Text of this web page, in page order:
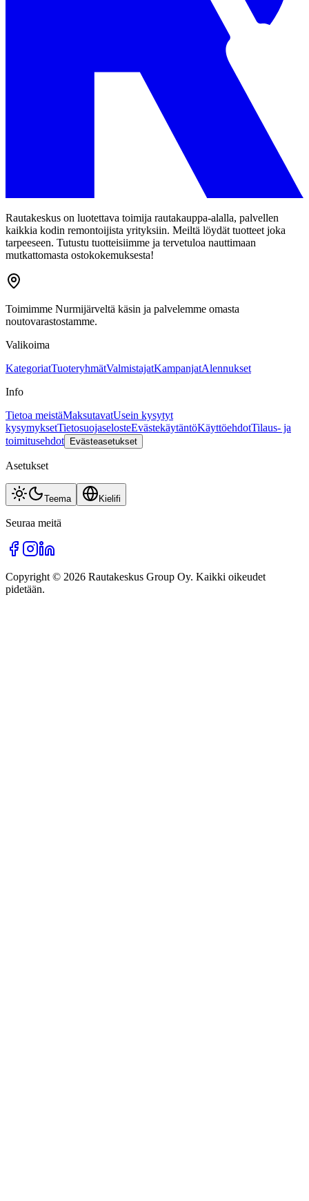
Rautakeskus on luotettava toimija rautakauppa-alalla, palvellen
kaikkia kodin remontoijista yrityksiin. Meiltä löydät tuotteet joka
tarpeeseen. Tutustu tuotteisiimme ja tervetuloa nauttimaan
mutkattomasta ostokokemuksesta!
Toimimme Nurmijärveltä käsin ja palvelemme omasta
noutovarastostamme.
Valikoima
KategoriatTuoteryhmätValmistajatKampanjatAlennukset
Info
Tietoa meistäMaksutavatUsein kysytyt
kysymyksetTietosuojaselosteEvästekäytäntöKäyttöehdotTilaus- ja
toimitusehdot Evästeasetukset
Asetukset
Teema Kielifi
Seuraa meitä
Copyright © 2026 Rautakeskus Group Oy. Kaikki oikeudet
pidetään.